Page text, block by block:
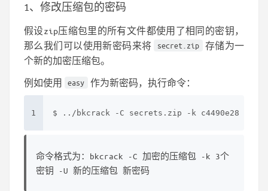
1、修改压缩包的密码
假设zip压缩包里的所有文件都使用了相同的密钥，
那么我们可以使用新密码来将
secret.zip 存储为一
个新的加密压缩包。
例如使用 easy 作为新密码，执行命令：
1 $ ../bkcrack -C secrets.zip -k c4490e28
命令格式为：bkcrack -C 加密的压缩包 -k 3个
密钥 -U 新的压缩包 新密码